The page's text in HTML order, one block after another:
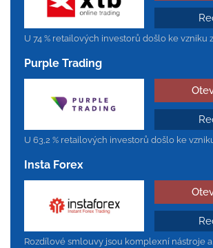
U 74 % retailových investorů došlo ke vzniku
Purple Trading
U 63,2 % retailových investorů došlo ke
Insta Forex
Rozdílové smlouvy jsou komplexní nástroje